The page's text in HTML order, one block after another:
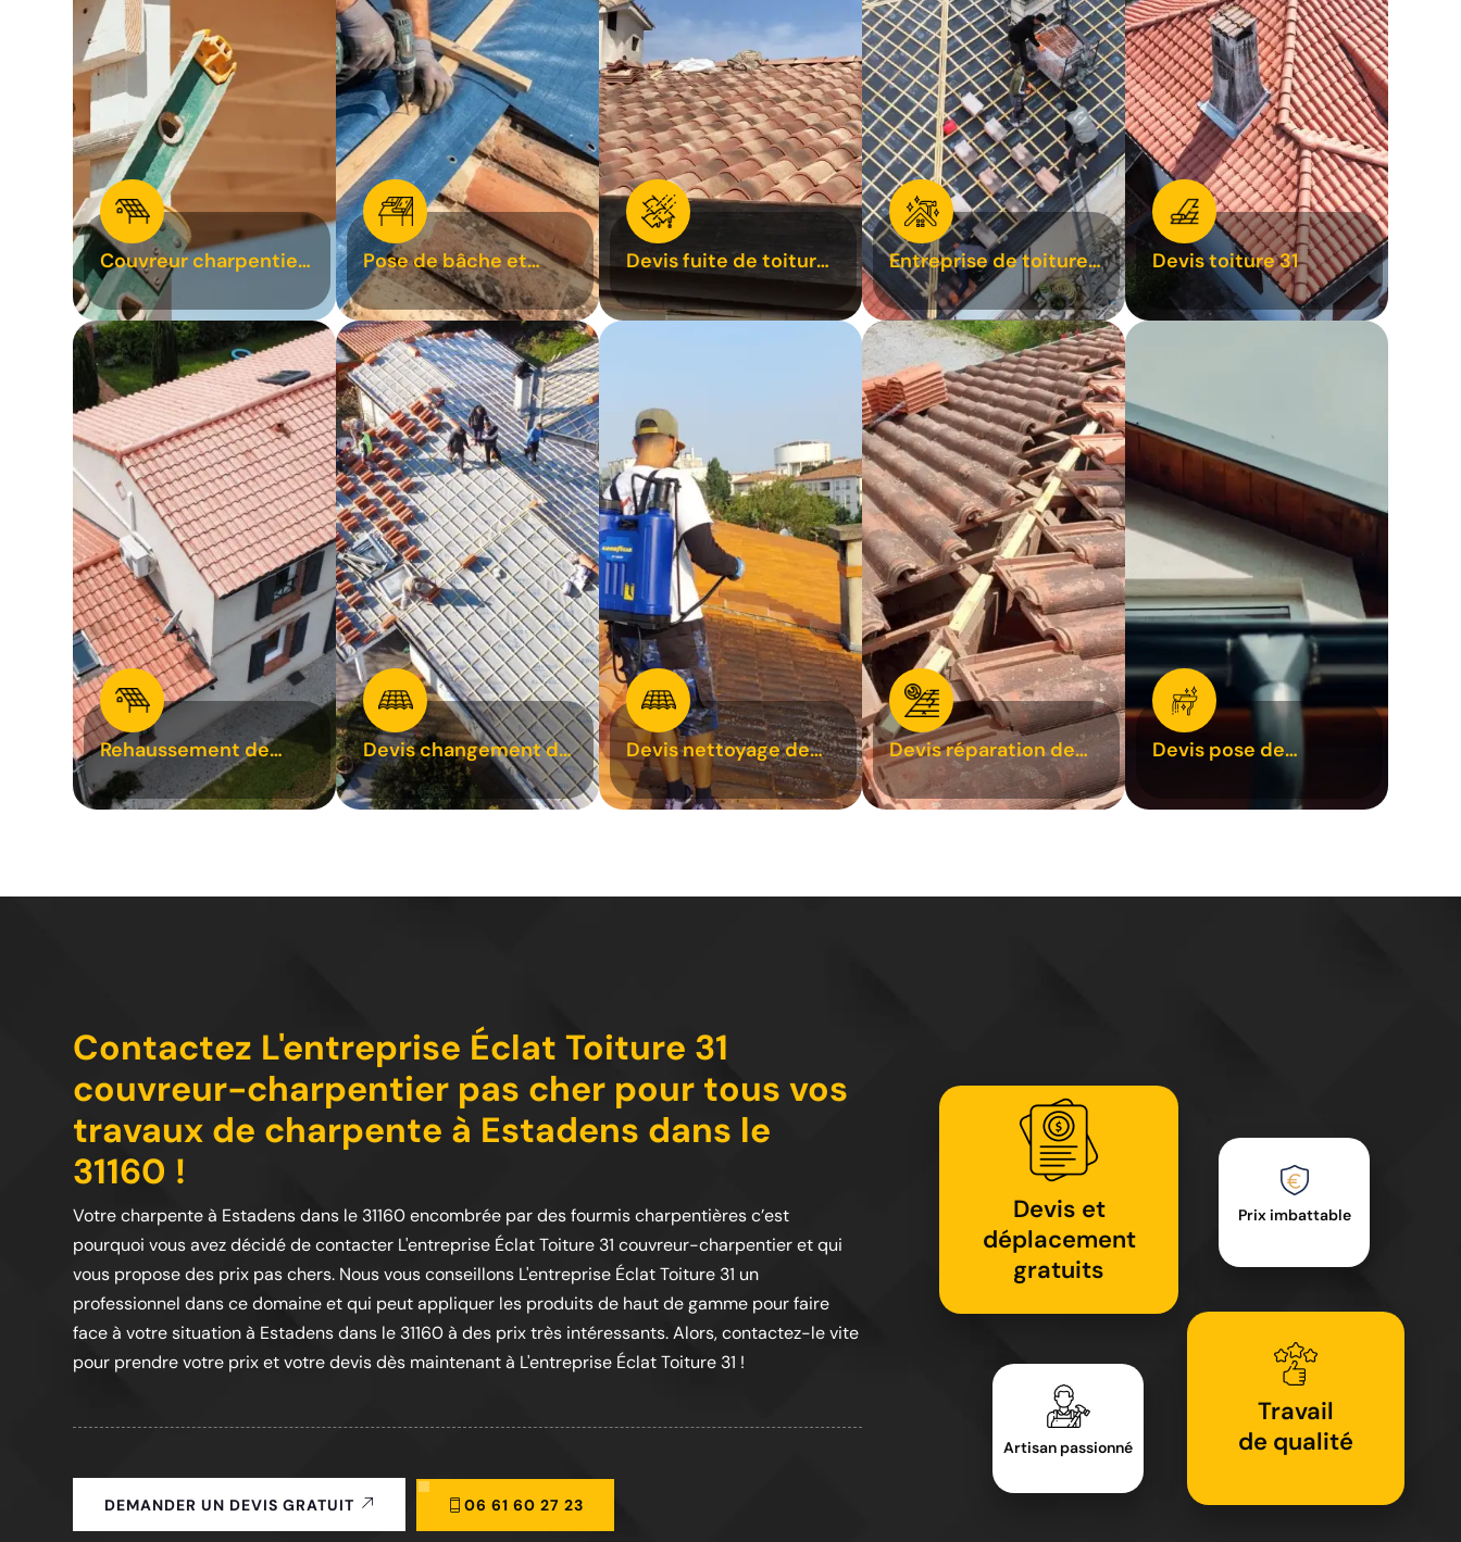
Couvreur charpentier
31
Pose de bâche et
bâchage de toiture 31
Devis fuite de toiture
31
Entreprise de toiture
31
Devis toiture 31
Rehaussement de
toiture 31
Devis changement de
tuile 31
Devis nettoyage de
toiture 31
Devis réparation de
toiture 31
Devis pose de
Contactez L'entreprise Éclat Toiture 31
couvreur-charpentier pas cher pour tous vos
travaux de charpente à Estadens dans le
31160 !
Votre charpente à Estadens dans le 31160 encombrée par des fourmis charpentières c’est
pourquoi vous avez décidé de contacter L'entreprise Éclat Toiture 31 couvreur-charpentier et qui
vous propose des prix pas chers. Nous vous conseillons L'entreprise Éclat Toiture 31 un
professionnel dans ce domaine et qui peut appliquer les produits de haut de gamme pour faire
face à votre situation à Estadens dans le 31160 à des prix très intéressants. Alors, contactez-le vite
pour prendre votre prix et votre devis dès maintenant à L'entreprise Éclat Toiture 31 !
Devis et
déplacement
gratuits
Artisan passionné
Prix imbattable
Travail
de qualité
DEMANDER UN DEVIS GRATUIT 06 61 60 27 23